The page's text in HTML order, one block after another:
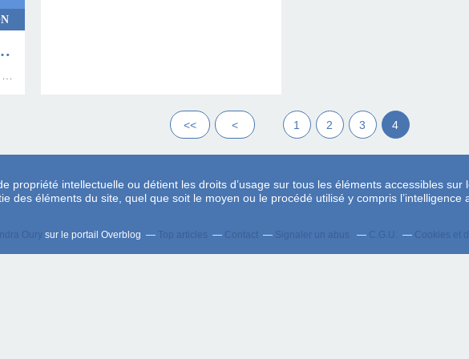
DE DÉCENTRALISATION À NOS JOURS
<< < 1 2 3 4
propriété intellectuelle ou détient les droits d’usage sur tous les éléments accessibles
des éléments du site, quel que soit le moyen ou le procédé utilisé y compris
Ourysur le portail Overblog Top articles Contact Signaler un abus C.G.U. Cookies et